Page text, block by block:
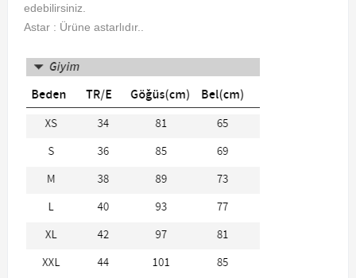
edebilirsiniz.
Astar : Ürüne astarlıdır..